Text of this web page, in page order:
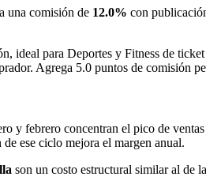
una comisión de 12.0% con
ideal para Deportes y Fitness de
Agrega 5.0 puntos de comisión
y febrero concentran el pico de
ese ciclo mejora el margen anual.
son un costo estructural similar al de